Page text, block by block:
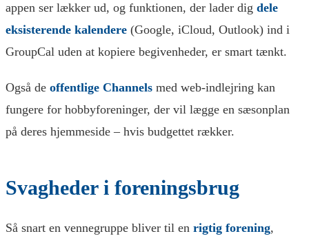
appen ser lækker ud, og funktionen, der lader dig dele
eksisterende kalendere (Google, iCloud, Outlook) ind i
GroupCal uden at kopiere begivenheder, er smart tænkt.
Også de offentlige Channels med web-indlejring kan
fungere for hobbyforeninger, der vil lægge en sæsonplan
på deres hjemmeside – hvis budgettet rækker.
Svagheder i foreningsbrug
Så snart en vennegruppe bliver til en rigtig forening,